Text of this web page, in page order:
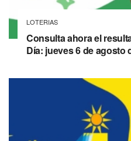
LOTERIAS
Consulta ahora el
Día: jueves 6 de agosto